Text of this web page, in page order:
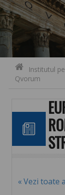
Skip to content
Institutul
Qvorum
« Vezi toate